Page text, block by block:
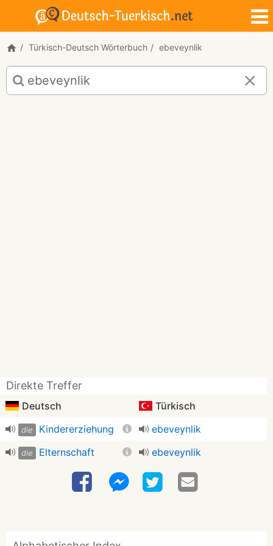
Türkisch-Deutsch Wörterbuch ebeveynlik
Türkisch-
Deutsch
Übersetzung
Direkte Treffer
Deutsch Türkisch
die Kindererziehung ebeveynlik
die Elternschaft ebeveynlik